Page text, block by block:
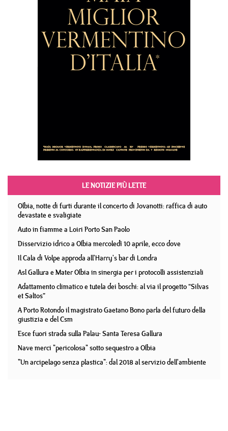
LE NOTIZIE PIÙ LETTE
Olbia, notte di furti durante il concerto di Jovanotti: raffica di auto
devastate e svaligiate
Auto in fiamme a Loiri Porto San Paolo
Disservizio idrico a Olbia mercoledì 10 aprile, ecco dove
Il Cala di Volpe approda all'Harry's bar di Londra
Asl Gallura e Mater Olbia in sinergia per i protocolli assistenziali
Adattamento climatico e tutela dei boschi: al via il progetto “Silvas
et Saltos”
A Porto Rotondo il magistrato Gaetano Bono parla del futuro della
giustizia e del Csm
Esce fuori strada sulla Palau- Santa Teresa Gallura
Nave merci "pericolosa" sotto sequestro a Olbia
"Un arcipelago senza plastica": dal 2018 al servizio dell'ambiente